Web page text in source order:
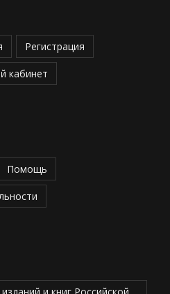
Регистрация
кабинет
Помощь